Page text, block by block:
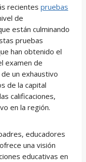
recientespruebas
de
están culminando
pruebas
han obtenido el
examen de
un exhaustivo
de la capital
calificaciones,
en la región.
educadores
una visión
educativas en